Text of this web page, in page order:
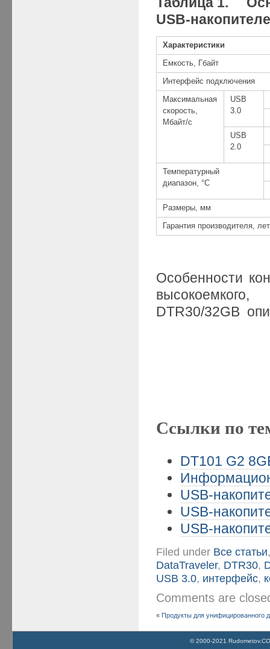
USB-
Характеристики
Емкость, Гбайт
Интерфейс подключения
Максимальная
скорость,
Мбайт/с
USB
3.0
USB
2.0
Температурный
диапазон, °C
Размеры, мм
Гарантия производителя, лет
Особенности
DTR30/32GB
Ссылки по
DT101 G2
USB-
USB-
USB-
Filed under Все статьи
DataTraveler, DTR30,
USB 3.0, интерфейс,
Comments are
«Продукты для унифицированного
© 2000-2021